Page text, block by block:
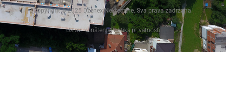
Copyright © 2025 Dženex Nekretnine. Sva prava zadržana.
Uslovi korištenjaPolitika privatnosti